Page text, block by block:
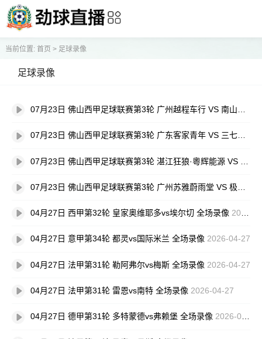
当前位置: 首页 > 足球录像
足球录像
07月23日 佛山西甲足球联赛第3轮 广州越程车行 VS 南山博鑫创科 全场录像
07月23日 佛山西甲足球联赛第3轮 广东客家青年 VS 三七互娱 全场录像
07月23日 佛山西甲足球联赛第3轮 湛江狂狼·粵辉能源 VS 三水乐民兴健力宝 全场录像
07月23日 佛山西甲足球联赛第3轮 广州苏雅蔚雨堂 VS 极速超鹰广州FC 全场录像
04月27日 西甲第32轮 皇家奥维耶多vs埃尔切 全场录像 2026-04-27
04月27日 意甲第34轮 都灵vs国际米兰 全场录像 2026-04-27
04月27日 法甲第31轮 勒阿弗尔vs梅斯 全场录像 2026-04-27
04月27日 法甲第31轮 雷恩vs南特 全场录像 2026-04-27
04月27日 德甲第31轮 多特蒙德vs弗赖堡 全场录像 2026-04-27